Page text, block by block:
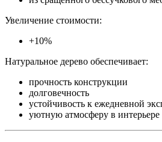
Увеличение стоимости:
+10%
Натуральное дерево обеспечивает:
прочность конструкции
долговечность
устойчивость к ежедневной
уютную атмосферу в интерьере